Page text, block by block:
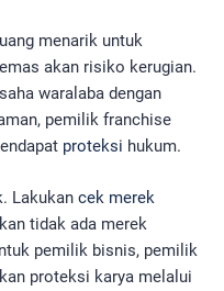
menarik untuk
akan risiko kerugian.
waralaba dengan
pemilik franchise
proteksi hukum.
Lakukan cek merek
tidak ada merek
pemilik bisnis, pemilik
proteksi karya melalui